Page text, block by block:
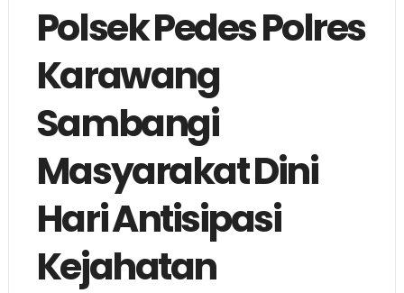
Polsek Pedes Polres
Karawang
Sambangi
Masyarakat Dini
Hari Antisipasi
Kejahatan